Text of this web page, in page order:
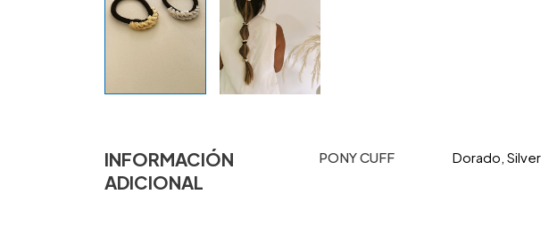
INFORMACIÓN
ADICIONAL
PONY CUFF Dorado, Silver